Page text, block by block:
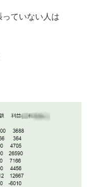
ていない人は